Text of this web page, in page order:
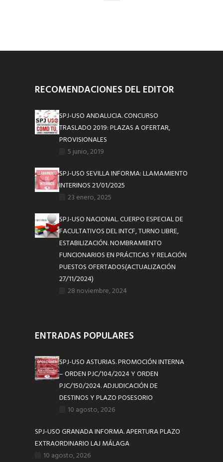
RECOMENDACIONES DEL EDITOR
SPJ-USO ANDALUCIA. CONCURSO
TRASLADO 2019: PLAZAS A OFERTAR,
PROVISIONALES
5 junio, 2019
SPJ-USO SEVILLA INFORMA: LLAMAMIENTO
INTERINOS 21/01/2025
23 enero, 2025
SPJ-USO NACIONAL. CUERPO ESPECIAL DE
FACULTATIVOS DEL INTCF, TURNO LIBRE,
ESTABILIZACIÓN. NOMBRAMIENTO
FUNCIONARIOS EN PRÁCTICAS Y RELACIÓN
PUESTOS OFERTADOS(ACTUALIZACIÓN
27/11/2024)
28 noviembre, 2024
ENTRADAS POPULARES
SPJ-USO ASTURIAS. PROMOCIÓN INTERNA
– ORDEN PJC/104/2024 Y ORDEN
PJC/150/2024. ADJUDICACIÓN DE
DESTINOS Y PLAZO POSESORIO
10 agosto, 2026
SPJ-USO GRANADA INFORMA. APERTURA PLAZO
EXTRAORDINARIO LAJ MÁLAGA
10 agosto, 2026